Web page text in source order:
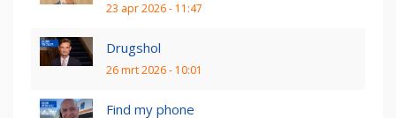
23 apr 2026 - 11:47
Drugshol
26 mrt 2026 - 10:01
Find my phone